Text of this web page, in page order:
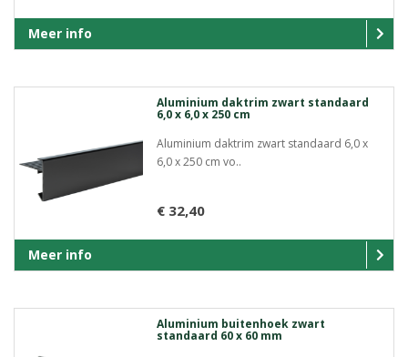
Meer info
Aluminium daktrim zwart standaard
6,0 x 6,0 x 250 cm
Aluminium daktrim zwart standaard 6,0 x
6,0 x 250 cm vo..
€ 32,40
Meer info
Aluminium buitenhoek zwart
standaard 60 x 60 mm